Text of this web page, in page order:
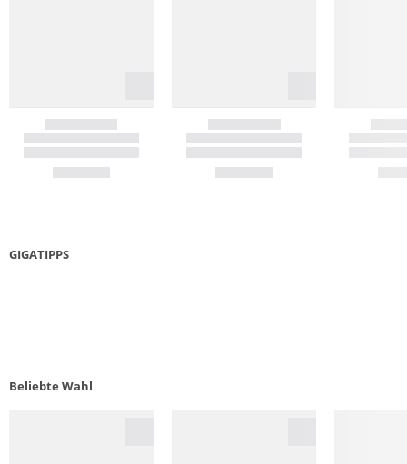
GIGATIPPS
Beliebte Wahl